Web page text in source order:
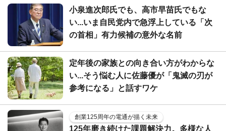
小泉進次郎氏でも、高市早苗氏でもな
い...いま自民党内で急浮上している「次
の首相」有力候補の意外な名前
定年後の家族との向き合い方がわからな
い...そう悩む人に佐藤優が「鬼滅の刃が
参考になる」と話すワケ
創業125周年の電通が描く未来
125年磨き続けた課題解決力。多様な人